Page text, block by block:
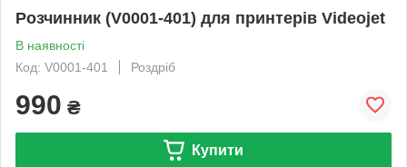
Розчинник (V0001-401) для принтерів Videojet
В наявності
Код: V0001-401
Роздріб
990 ₴
Купити